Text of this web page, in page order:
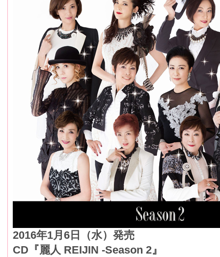
2016年1月6日（水）発売
CD『麗人 REIJIN -Season 2』